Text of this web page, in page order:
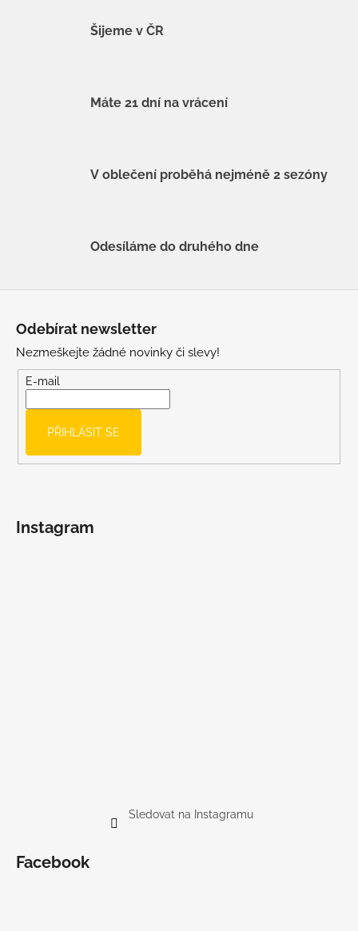
Šijeme v ČR
Máte 21 dní na vrácení
V oblečení proběhá nejméně 2 sezóny
Odesíláme do druhého dne
Odebírat newsletter
Nezmeškejte žádné novinky či slevy!
E-mail
PŘIHLÁSIT SE
Instagram
Sledovat na Instagramu
Facebook